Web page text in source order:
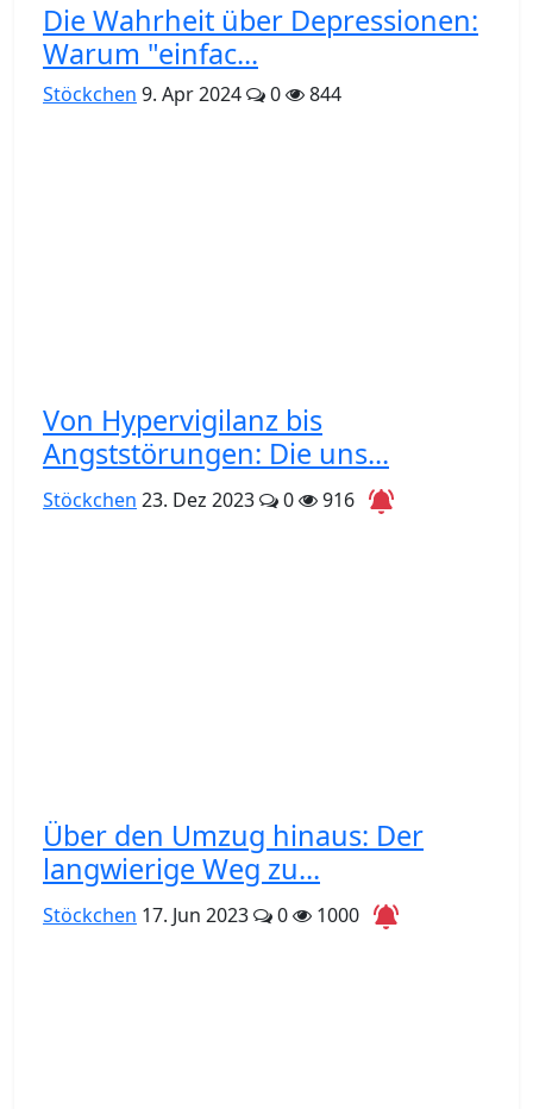
Die Wahrheit über Depressionen:
Warum "einfac...
Stöckchen 9. Apr 2024 0 844
Von Hypervigilanz bis
Angststörungen: Die uns...
Stöckchen 23. Dez 2023 0 916
Über den Umzug hinaus: Der
langwierige Weg zu...
Stöckchen 17. Jun 2023 0 1000